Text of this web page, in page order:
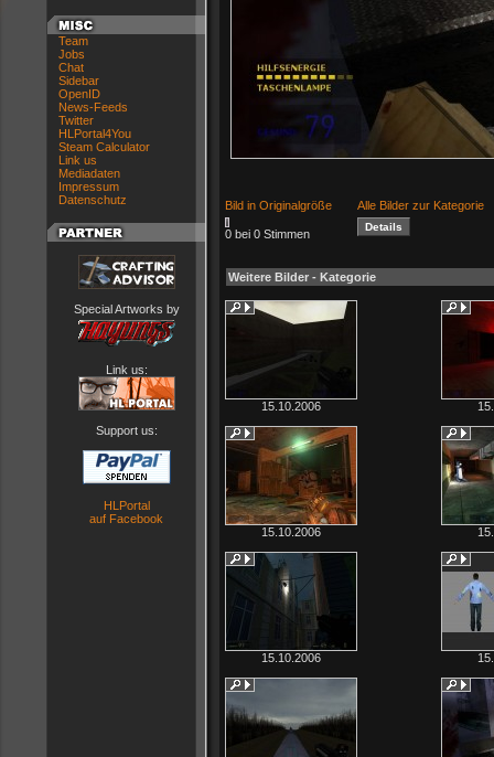
Team
Jobs
Chat
Sidebar
OpenID
News-Feeds
Twitter
HLPortal4You
Steam Calculator
Link us
Mediadaten
Impressum
Datenschutz
Special Artworks by
Link us:
Support us:
HLPortal
auf Facebook
Bild in Originalgröße Alle Bilder zur Kategorie
0 bei 0 Stimmen
Weitere Bilder - Kategorie
15.10.2006
15.10.2006
15.10.2006